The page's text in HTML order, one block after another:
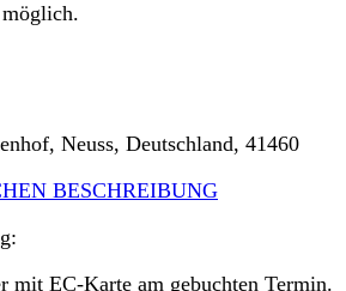
Neuss, Deutschland, 41460
BESCHREIBUNG
mit EC-Karte am gebuchten Termin.